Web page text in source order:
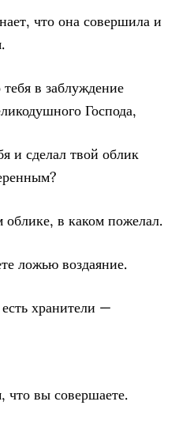
что она совершила и
в заблуждение
Господа,
и сделал твой облик
в каком пожелал.
ложью воздаяние.
хранители —
что вы совершаете.